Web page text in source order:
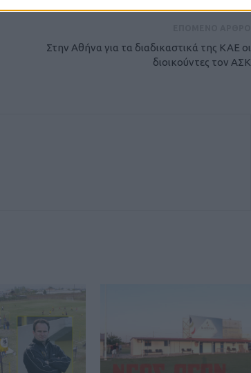
Στην Αθήνα για τα διαδικαστικά της ΚΑΕ οι
διοικούντες τον ΑΣΚ